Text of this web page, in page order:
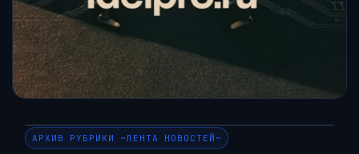
АРХИВ РУБРИКИ ~ЛЕНТА НОВОСТЕЙ~